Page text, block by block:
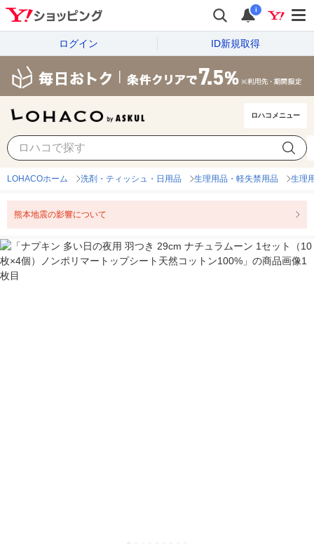
i
ログイン ID新規取得
ロハコメニュー
LOHACOホーム 洗剤・ティッシュ・日用品 生理用品・軽失禁用品 生理
熊本地震の影響について